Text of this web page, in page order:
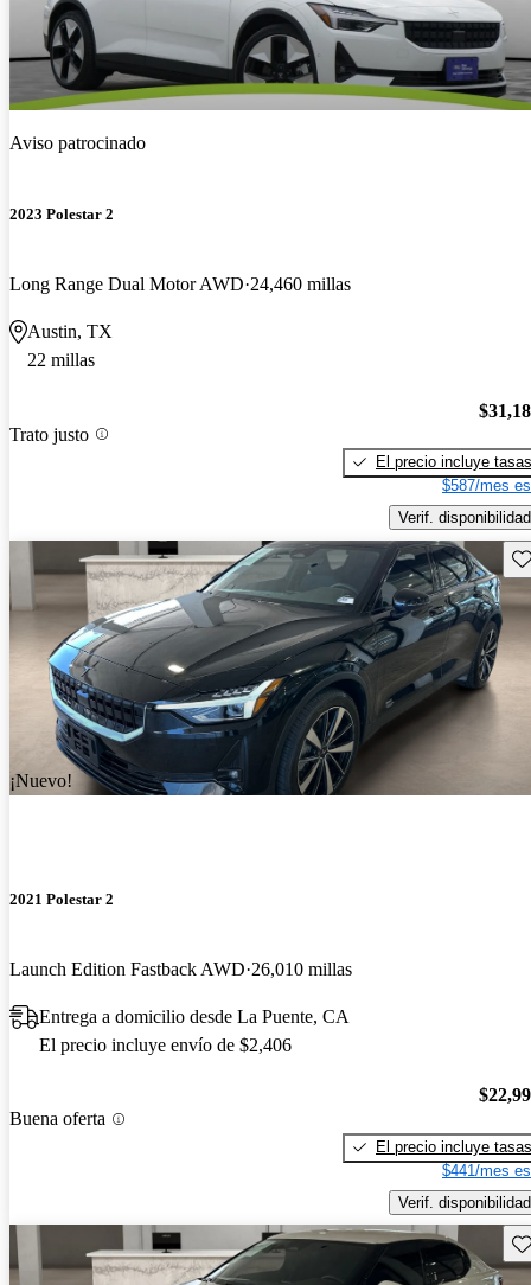
Aviso patrocinado
2023 Polestar 2
Long Range Dual Motor AWD 24,460 millas
Austin, TX
22 millas
Trato justo
El precio incluye tasas
$587/mes
Verif. disponibilidad
¡Nuevo!
2021 Polestar 2
Launch Edition Fastback AWD 26,010 millas
Entrega a domicilio desde La Puente, CA
El precio incluye envío de $2,406
Buena oferta
El precio incluye tasas
$441/mes
Verif. disponibilidad